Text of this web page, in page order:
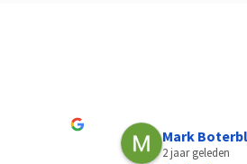
Martine van
2 jaar geleden